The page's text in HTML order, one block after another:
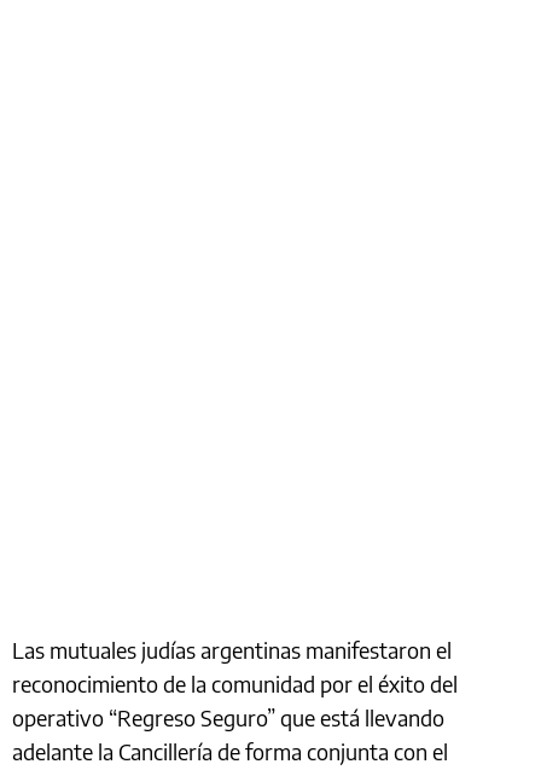
Las mutuales judías argentinas manifestaron el
reconocimiento de la comunidad por el éxito del
operativo “Regreso Seguro” que está llevando
adelante la Cancillería de forma conjunta con el